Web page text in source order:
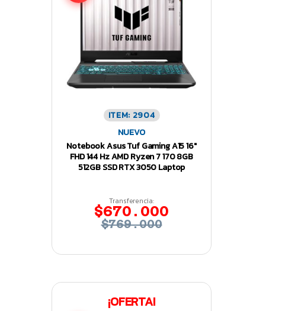
ITEM: 2904
NUEVO
Notebook Asus Tuf Gaming A15 16″
FHD 144 Hz AMD Ryzen 7 170 8GB
512GB SSD RTX 3050 Laptop
Transferencia:
$670.000
$769.000
¡OFERTA!